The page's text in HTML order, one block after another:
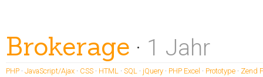
Brokerage · 1 Jahr
PHP · JavaScript/Ajax · CSS · HTML · SQL · jQuery · PHP Excel · Prototype · Zend